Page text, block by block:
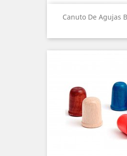
Canuto De Agujas